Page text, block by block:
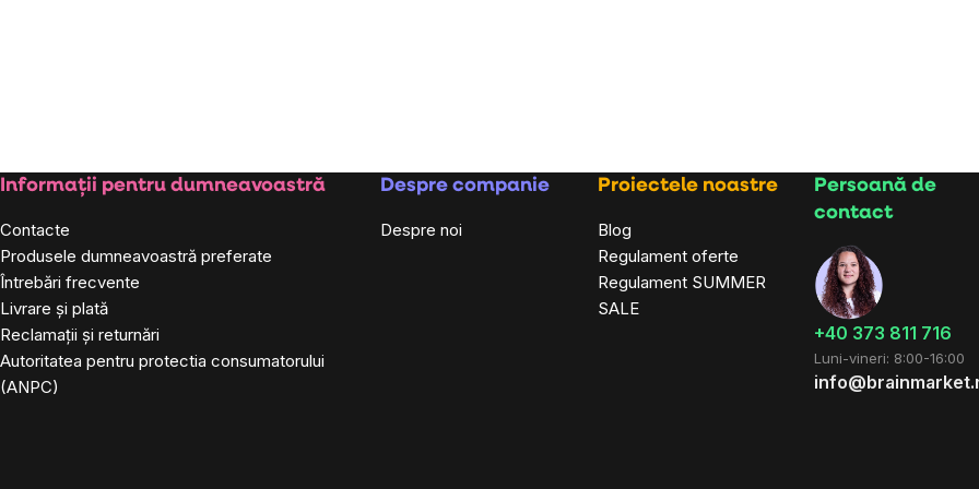
Subsol
Informații pentru dumneavoastră
Contacte
Produsele dumneavoastră preferate
Întrebări frecvente
Livrare și plată
Reclamații și returnări
Autoritatea pentru protectia consumatorului
(ANPC)
Despre companie
Despre noi
Proiectele noastre
Blog
Regulament oferte
Regulament SUMMER
SALE
Persoană de
contact
+40 373 811 716
Luni-vineri: 8:00-16:00